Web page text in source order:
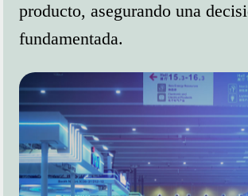
producto, asegurando una
fundamentada.